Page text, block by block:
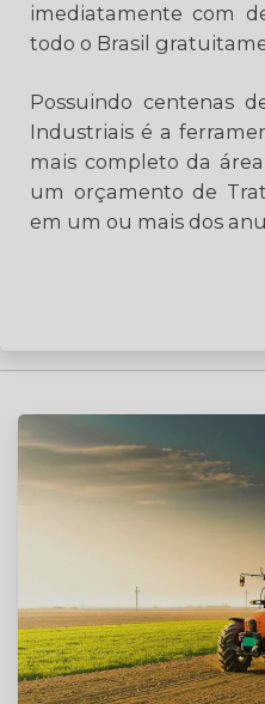
imediatamente com
todo o Brasil
Possuindo centenas
Industriais é a
mais completo da
um orçamento de
em um ou mais dos